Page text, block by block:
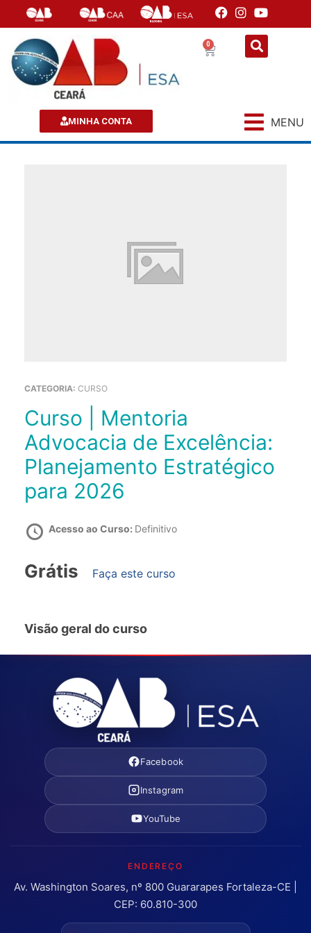
0
MINHA CONTA MENU
CATEGORIA: CURSO
Curso | Mentoria
Advocacia de Excelência:
Planejamento Estratégico
para 2026
Acesso ao Curso: Definitivo
Grátis Faça este curso
Visão geral do curso
Facebook
Instagram
YouTube
ENDEREÇO
Av. Washington Soares, nº 800 Guararapes Fortaleza-CE |
CEP: 60.810-300